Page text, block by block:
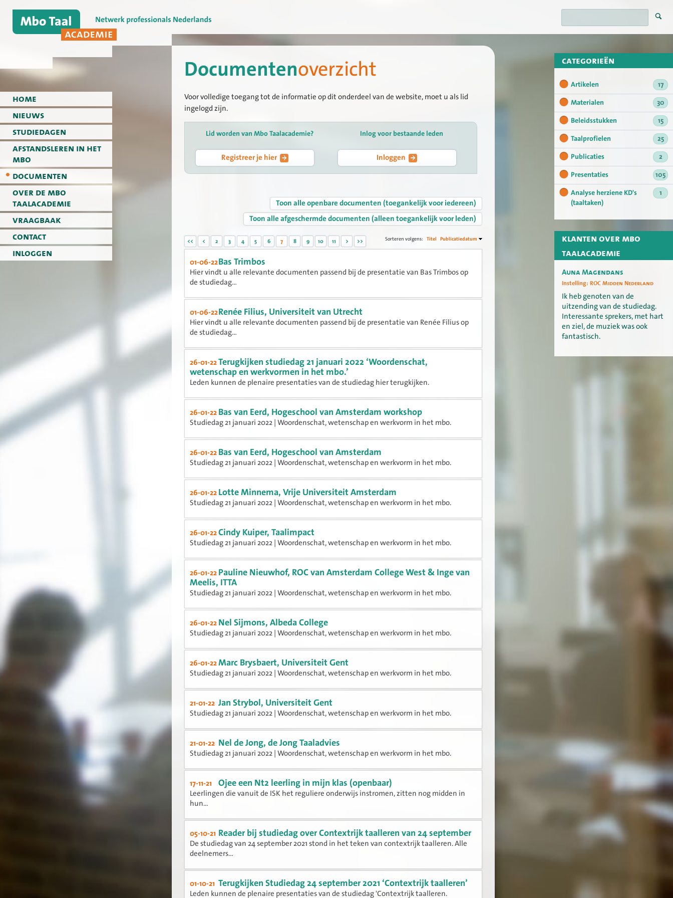
home
nieuws
studiedagen
afstandsleren in het
mbo
documenten
over de mbo
taalacademie
vraagbaak
contact
inloggen
categorieën
Artikelen
17
Materialen
30
Beleidsstukken
15
Taalprofielen
25
Publicaties
2
Presentaties
105
Analyse herziene KD's
(taaltaken)
1
klanten over mbo
taalacademie
Auna Magendans
Instelling: ROC Midden Nederland
Ik heb genoten van de
uitzending van de studiedag.
Interessante sprekers, met hart
en ziel, de muziek was ook
fantastisch.
Documentenoverzicht
Voor volledige toegang tot de informatie op dit onderdeel van de website, moet u als lid
ingelogd zijn.
Lid worden van Mbo Taalacademie?
Registreer je hier
Inlog voor bestaande leden
Inloggen
Toon alle openbare documenten (toegankelijk voor iedereen)
Toon alle afgeschermde documenten (alleen toegankelijk voor leden)
<< < 2 3 4 5 6 7 8 9 10 11 > >> Sorteren volgens: Titel Publicatiedatum
01-06-22Bas Trimbos
Hier vindt u alle relevante documenten passend bij de presentatie van Bas Trimbos op
de studiedag...
01-06-22Renée Filius, Universiteit van Utrecht
Hier vindt u alle relevante documenten passend bij de presentatie van Renée Filius op
de studiedag...
26-01-22Terugkijken studiedag 21 januari 2022 ‘Woordenschat,
wetenschap en werkvormen in het mbo.’
Leden kunnen de plenaire presentaties van de studiedag hier terugkijken.
26-01-22 Bas van Eerd, Hogeschool van Amsterdam workshop
Studiedag 21 januari 2022 | Woordenschat, wetenschap en werkvorm in het mbo.
26-01-22 Bas van Eerd, Hogeschool van Amsterdam
Studiedag 21 januari 2022 | Woordenschat, wetenschap en werkvorm in het mbo.
26-01-22 Lotte Minnema, Vrije Universiteit Amsterdam
Studiedag 21 januari 2022 | Woordenschat, wetenschap en werkvorm in het mbo.
26-01-22Cindy Kuiper, Taalimpact
Studiedag 21 januari 2022 | Woordenschat, wetenschap en werkvorm in het mbo.
26-01-22 Pauline Nieuwhof, ROC van Amsterdam College West & Inge van
Meelis, ITTA
Studiedag 21 januari 2022 | Woordenschat, wetenschap en werkvorm in het mbo.
26-01-22 Nel Sijmons, Albeda College
Studiedag 21 januari 2022 | Woordenschat, wetenschap en werkvorm in het mbo.
26-01-22Marc Brysbaert, Universiteit Gent
Studiedag 21 januari 2022 | Woordenschat, wetenschap en werkvorm in het mbo.
21-01-22 Jan Strybol, Universiteit Gent
Studiedag 21 januari 2022 | Woordenschat, wetenschap en werkvorm in het mbo.
21-01-22 Nel de Jong, de Jong Taaladvies
Studiedag 21 januari 2022 | Woordenschat, wetenschap en werkvorm in het mbo.
17-11-21 Ojee een Nt2 leerling in mijn klas (openbaar)
Leerlingen die vanuit de ISK het reguliere onderwijs instromen, zitten nog midden in
hun...
05-10-21 Reader bij studiedag over Contextrijk taalleren van 24 september
De studiedag van 24 september 2021 stond in het teken van contextrijk taalleren. Alle
deelnemers...
01-10-21 Terugkijken Studiedag 24 september 2021 ‘Contextrijk taalleren’
Leden kunnen de plenaire presentaties van de studiedag 'Contextrijk taalleren.